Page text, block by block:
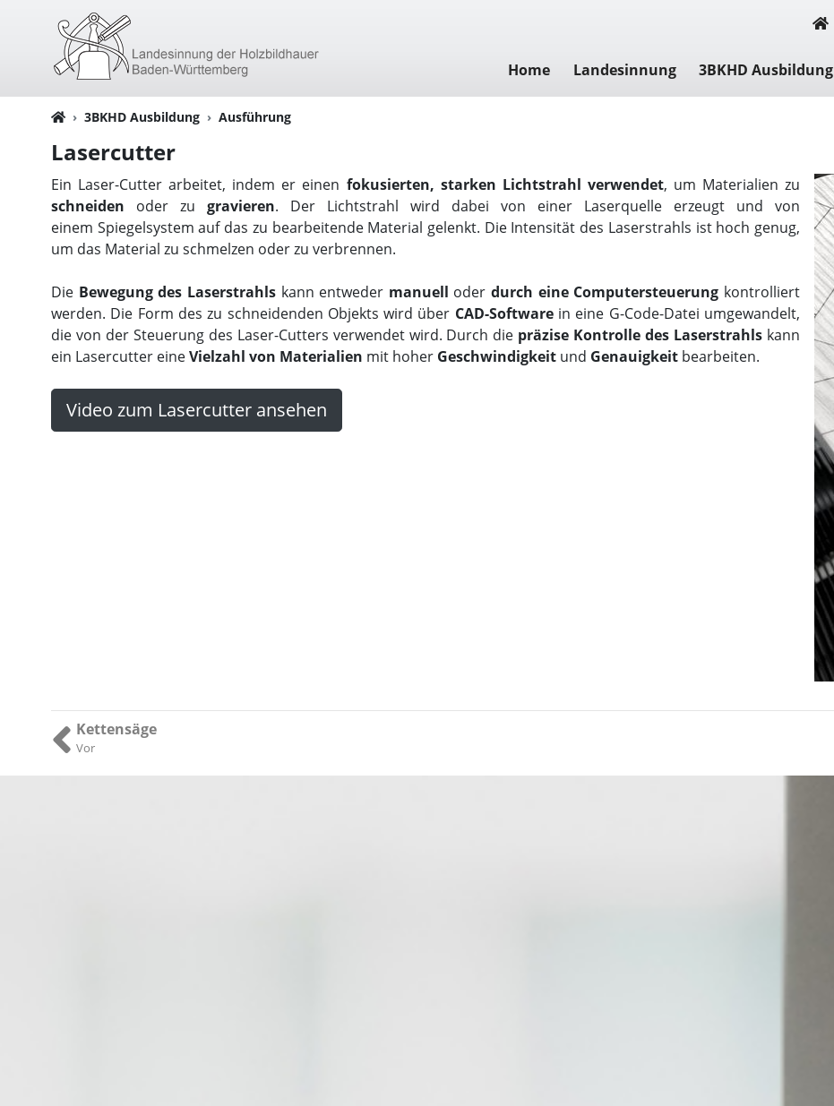
Home Landesinnung 3BKHD Ausbildung
3BKHD Ausbildung Ausführung
Lasercutter
Ein Laser-Cutter arbeitet, indem er einen fokusierten, starken Lichtstrahl verwendet, um Materialien zu
schneiden oder zu gravieren. Der Lichtstrahl wird dabei von einer Laserquelle erzeugt und von
einem Spiegelsystem auf das zu bearbeitende Material gelenkt. Die Intensität des Laserstrahls ist hoch genug,
um das Material zu schmelzen oder zu verbrennen.
Die Bewegung des Laserstrahls kann entweder manuell oderdurch eine Computersteuerung kontrolliert
werden. Die Form des zu schneidenden Objekts wird über CAD-Softwarein eine G-Code-Datei umgewandelt,
die von der Steuerung des Laser-Cutters verwendet wird. Durch die präzise Kontrolle des Laserstrahls kann
ein Lasercutter eineVielzahl von Materialien mit hoher Geschwindigkeit und Genauigkeit bearbeiten.
Video zum Lasercutter ansehen
Kettensäge
Vor